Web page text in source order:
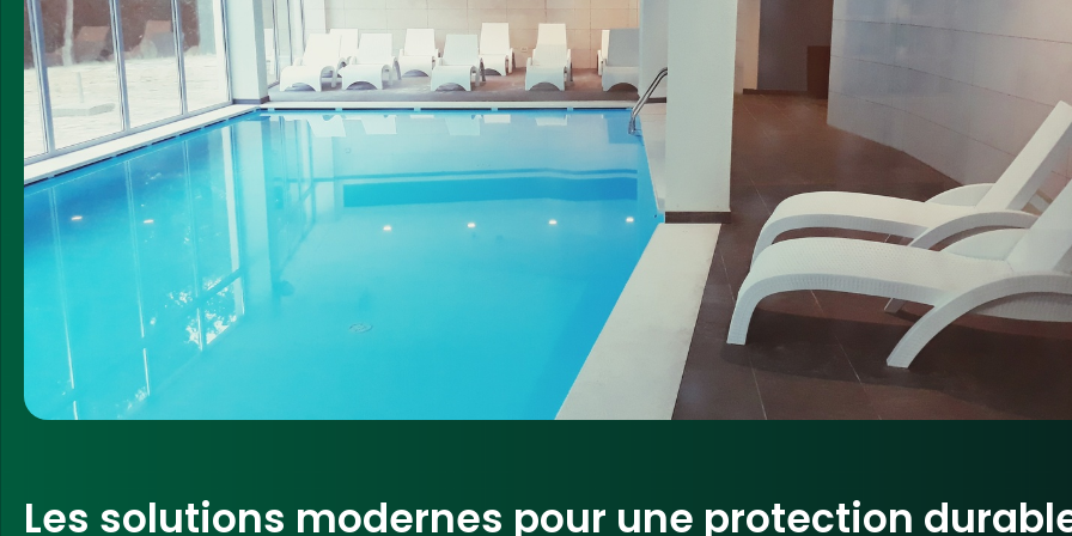
Les solutions modernes pour une protection